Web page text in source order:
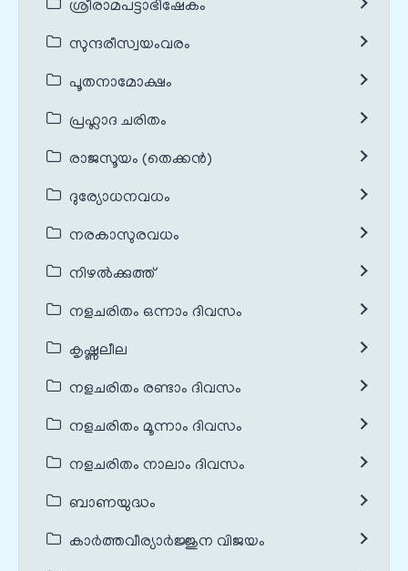
ശ്രീരാമപട്ടാഭിഷേകം
സുന്ദരീസ്വയംവരം
പൂതനാമോക്ഷം
പ്രഹ്ലാദ ചരിതം
രാജസൂയം (തെക്കൻ)
ദുര്യോധനവധം
നരകാസുരവധം
നിഴൽക്കുത്ത്
നളചരിതം ഒന്നാം ദിവസം
കൃഷ്ണലീല
നളചരിതം രണ്ടാം ദിവസം
നളചരിതം മൂന്നാം ദിവസം
നളചരിതം നാലാം ദിവസം
ബാണയുദ്ധം
കാർത്തവീര്യാർജ്ജുന വിജയം